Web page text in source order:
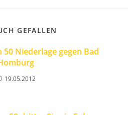
GEFALLEN
50 Niederlage gegen Bad
19.05.2012